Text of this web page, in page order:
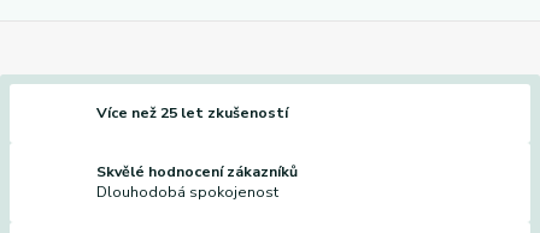
Více než 25 let zkušeností
Skvělé hodnocení zákazníků
Dlouhodobá spokojenost